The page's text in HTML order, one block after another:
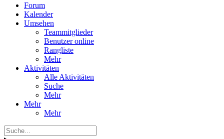
Forum
Kalender
Umsehen
Teammitglieder
Benutzer online
Rangliste
Mehr
Aktivitäten
Alle Aktivitäten
Suche
Mehr
Mehr
Mehr